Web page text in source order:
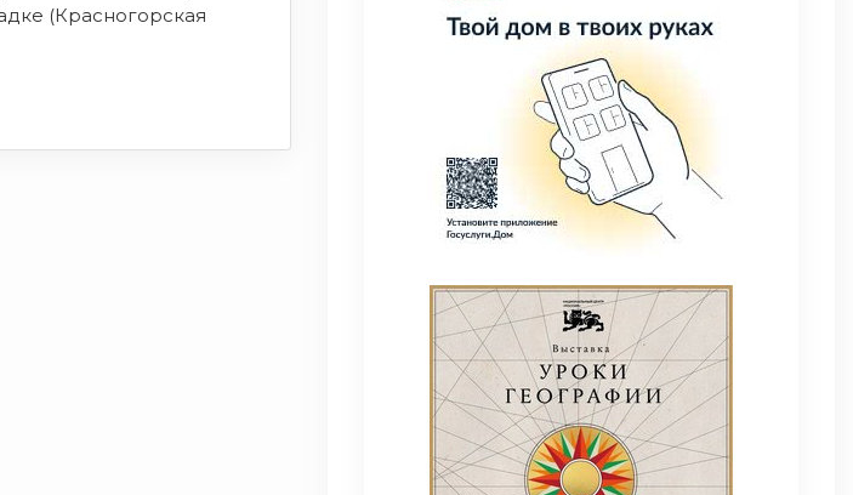
(Красногорская